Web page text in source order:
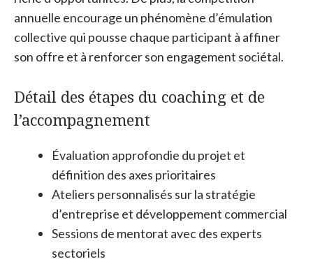
annuelle encourage un phénomène d’émulation
collective qui pousse chaque participant à affiner
son offre et à renforcer son engagement sociétal.
Détail des étapes du coaching et de
l’accompagnement
Évaluation approfondie du projet et
définition des axes prioritaires
Ateliers personnalisés sur la stratégie
d’entreprise et développement commercial
Sessions de mentorat avec des experts
sectoriels